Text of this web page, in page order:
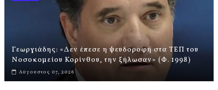
Γεωργιάδης: «Δεν έπεσε η ψευδοροφή στα ΤΕΠ του
Νοσοκομείου Κορίνθου, την ξήλωσαν» (Φ. 1998)
Αύγουστος 07, 2026